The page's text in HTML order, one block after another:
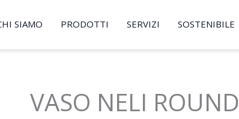
SIAMO PRODOTTI SERVIZI SOSTENIBILE
VASO NELI ROUND